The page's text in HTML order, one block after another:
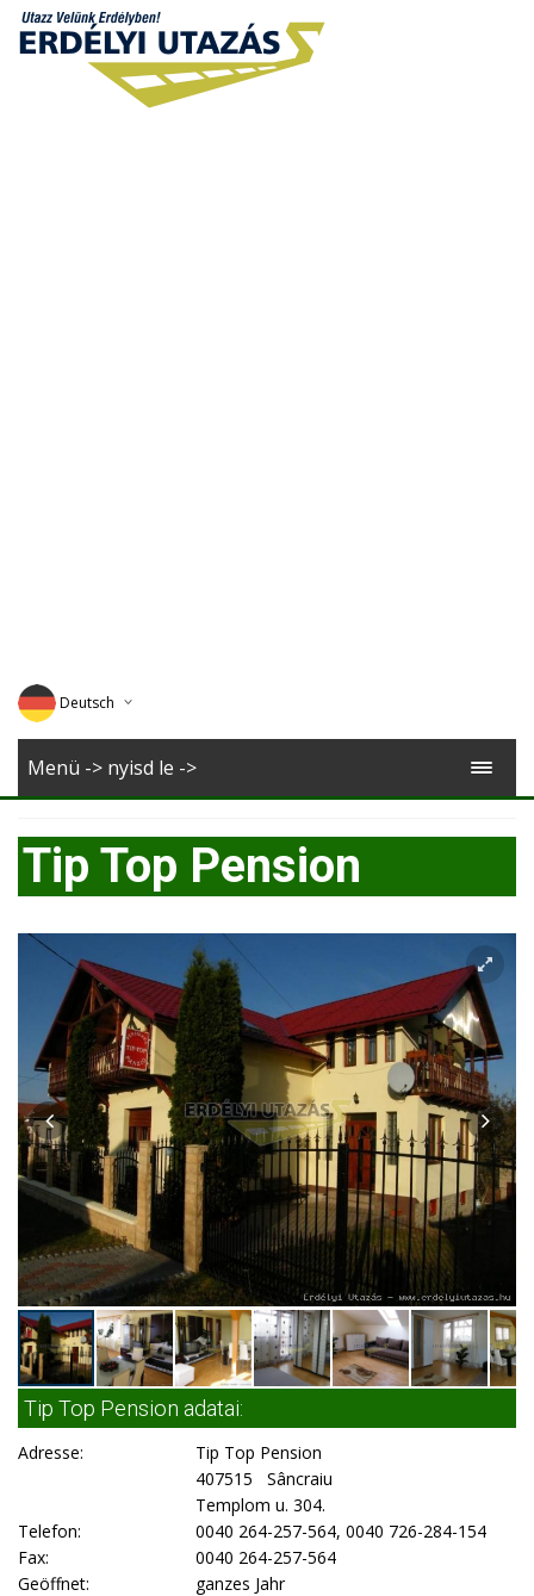
Deutsch
English
Romana
Menü -> nyisd le ->
Tip Top Pension
Tip Top Pension adatai:
Adresse:
Tip Top Pension
407515 Sâncraiu
Templom u. 304.
Telefon:
0040 264-257-564, 0040 726-284-154
Fax:
0040 264-257-564
Geöffnet:
ganzes Jahr